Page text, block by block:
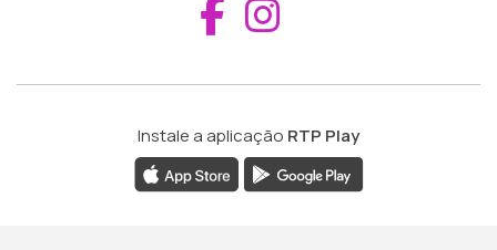
Aceder ao
Instale a aplicação RTP Play